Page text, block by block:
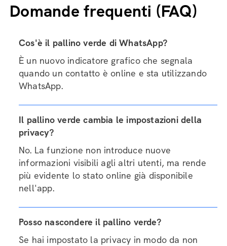
Domande frequenti (FAQ)
Cos'è il pallino verde di WhatsApp?
È un nuovo indicatore grafico che segnala
quando un contatto è online e sta utilizzando
WhatsApp.
Il pallino verde cambia le impostazioni della
privacy?
No. La funzione non introduce nuove
informazioni visibili agli altri utenti, ma rende
più evidente lo stato online già disponibile
nell'app.
Posso nascondere il pallino verde?
Se hai impostato la privacy in modo da non